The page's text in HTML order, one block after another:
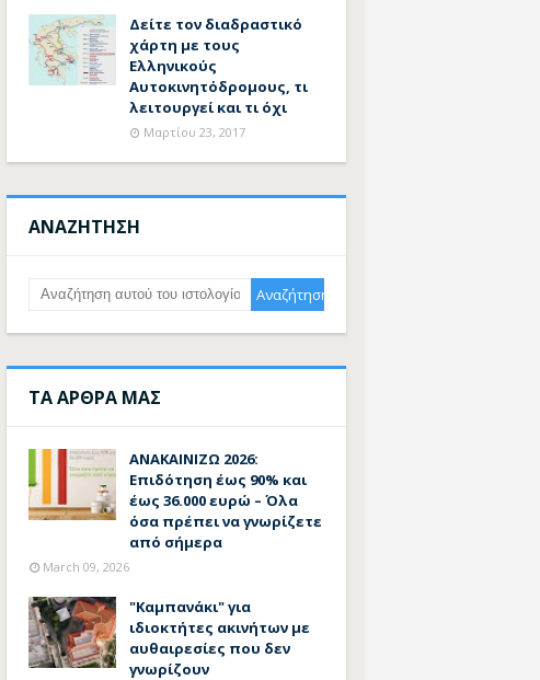
Δείτε τον διαδραστικό
χάρτη με τους
Ελληνικούς
Αυτοκινητόδρομους, τι
λειτουργεί και τι όχι
Μαρτίου 23, 2017
ΑΝΑΖΗΤΗΣΗ
ΤΑ ΑΡΘΡΑ ΜΑΣ
ΑΝΑΚΑΙΝΙΖΩ 2026:
Επιδότηση έως 90% και
έως 36.000 ευρώ – Όλα
όσα πρέπει να γνωρίζετε
από σήμερα
March 09, 2026
"Καμπανάκι" για
ιδιοκτήτες ακινήτων με
αυθαιρεσίες που δεν
γνωρίζουν